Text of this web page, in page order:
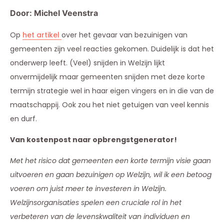
Door: Michel Veenstra
Op het artikel over het gevaar van bezuinigen van
gemeenten zijn veel reacties gekomen. Duidelijk is dat het
onderwerp leeft. (Veel) snijden in Welzijn lijkt
onvermijdelijk maar gemeenten snijden met deze korte
termijn strategie wel in haar eigen vingers en in die van de
maatschappij. Ook zou het niet getuigen van veel kennis
en durf.
Van kostenpost naar opbrengstgenerator!
Met het risico dat gemeenten een korte termijn visie gaan
uitvoeren en gaan bezuinigen op Welzijn, wil ik een betoog
voeren om juist meer te investeren in Welzijn.
Welzijnsorganisaties spelen een cruciale rol in het
verbeteren van de levenskwaliteit van individuen en